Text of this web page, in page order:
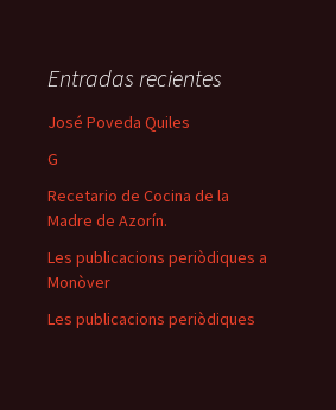
Entradas recientes
José Poveda Quiles
G
Recetario de Cocina de la
Madre de Azorín.
Les publicacions periòdiques a
Monòver
Les publicacions periòdiques